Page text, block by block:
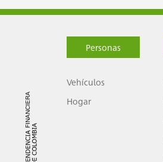
Personas
Vehículos
Hogar